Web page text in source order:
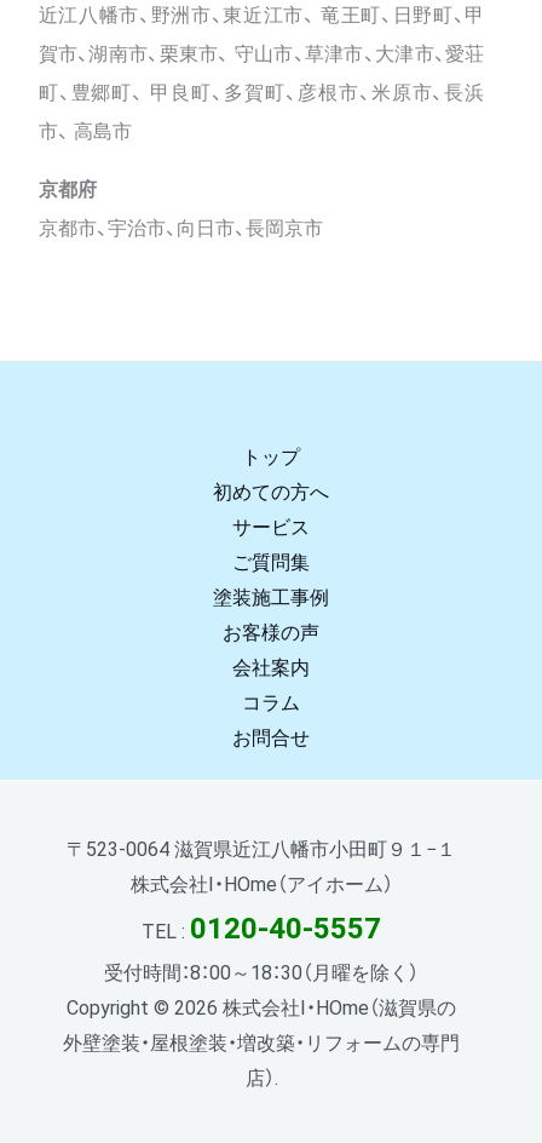
近江八幡市、野洲市、東近江市、 竜王町、日野町、甲
賀市、湖南市、栗東市、 守山市、草津市、大津市、愛荘
町、豊郷町、 甲良町、多賀町、彦根市、米原市、長浜
市、 高島市
京都府
京都市、宇治市、向日市、長岡京市
トップ
初めての方へ
サービス
ご質問集
塗装施工事例
お客様の声
会社案内
コラム
お問合せ
〒523-0064 滋賀県近江八幡市小田町９１−１
株式会社I・HOme（アイホーム）
TEL : 0120-40-5557
受付時間：8：00～18：30（月曜を除く）
Copyright © 2026 株式会社I・HOme（滋賀県の
外壁塗装・屋根塗装・増改築・リフォームの専門
店）.